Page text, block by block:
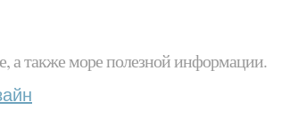
а также море полезной информации.